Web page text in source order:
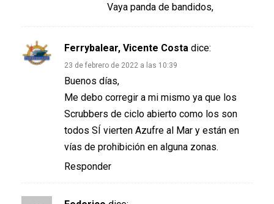
Vaya panda de bandidos,
Ferrybalear, Vicente Costa dice:
23 de febrero de 2022 a las 10:39
Buenos días,
Me debo corregir a mi mismo ya que los
Scrubbers de ciclo abierto como los son
todos SÍ vierten Azufre al Mar y están en
vías de prohibición en alguna zonas.
Responder